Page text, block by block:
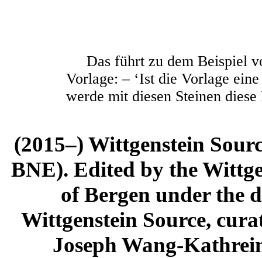
Das führt zu dem Beispiel
Vorlage: – ‘Ist die Vorlage
werde mit diesen Steinen
(2015–) Wittgenstein
BNE). Edited by the
of Bergen under the
Wittgenstein Source,
Joseph Wang-